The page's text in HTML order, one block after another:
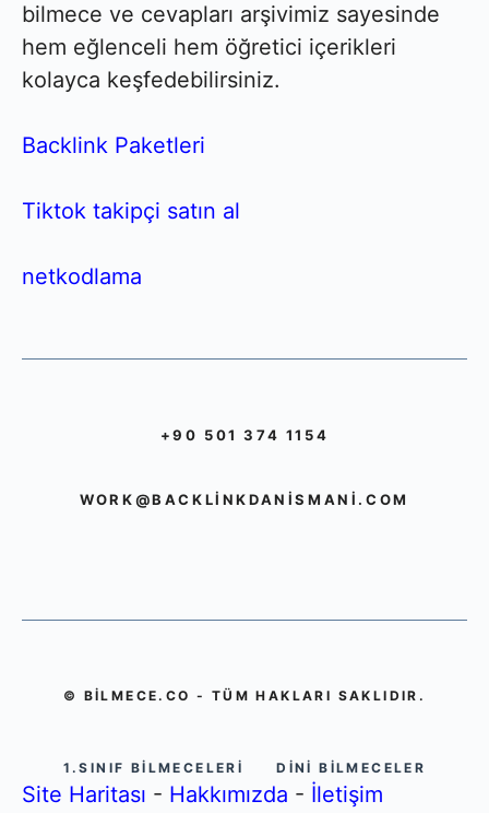
bilmece ve cevapları arşivimiz sayesinde
hem eğlenceli hem öğretici içerikleri
kolayca keşfedebilirsiniz.
Backlink Paketleri
Tiktok takipçi satın al
netkodlama
+90 501 374 1154
WORK@BACKLINKDANISMANI.COM
© BILMECE.CO - TÜM HAKLARI SAKLIDIR.
1.SINIF BILMECELERI DINI BILMECELER
Site Haritası - Hakkımızda - İletişim